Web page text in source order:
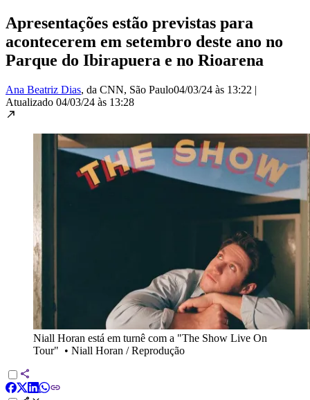
Apresentações estão previstas para
acontecerem em setembro deste ano no
Parque do Ibirapuera e no Rioarena
Ana Beatriz Dias, da CNN, São Paulo04/03/24 às 13:22 |
Atualizado 04/03/24 às 13:28
Niall Horan está em turnê com a "The Show Live On
Tour" • Niall Horan / Reprodução